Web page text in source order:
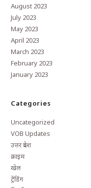
August 2023
July 2023
May 2023
April 2023
March 2023
February 2023
January 2023
Categories
Uncategorized
VOB Updates
उत्तर प्रदेश
क्राइम
खेल
ट्रेंडिंग